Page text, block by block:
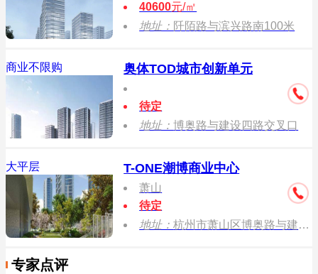
40600元/㎡
地址： 阡陌路与滨兴路南100米
商业不限购 奥体TOD城市创新单元
待定
地址：博奥路与建设四路交叉口
大平层 T-ONE潮博商业中心
萧山
待定
地址：杭州市萧山区博奥路与建设路交叉口
专家点评